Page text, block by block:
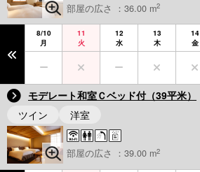
部屋の広さ ：36.00 m2
8/10
月
11
火
12
水
13
木
14
金
モデレート和室Ｃベッド付（39平米）
ツイン
洋室
部屋の広さ ：39.00 m2